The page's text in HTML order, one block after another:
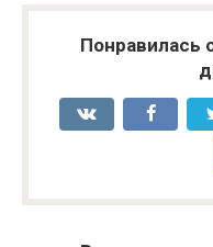
Понравилась